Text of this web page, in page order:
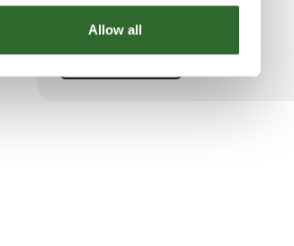
Allow all
skal betragte os som en del af deres eget
projektteam i stedet for blot en leverandør.
Se profil